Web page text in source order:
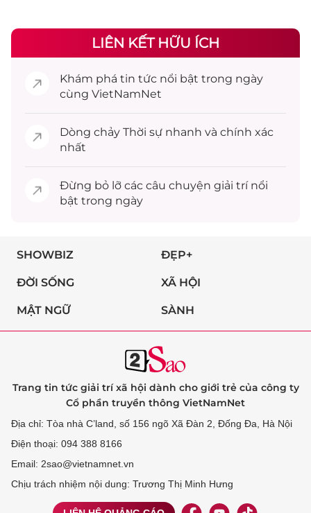
LIÊN KẾT HỮU ÍCH
Khám phá tin tức nổi bật trong ngày
cùng VietNamNet
Dòng chảy Thời sự nhanh và chính xác
nhất
Đừng bỏ lỡ các câu chuyện giải trínổi
bật trong ngày
SHOWBIZ ĐẸP+
ĐỜI SỐNG XÃ HỘI
MẬT NGỮ SÀNH
Trang tin tức giải trí xã hội dành cho giới trẻ của công ty
Cổ phần truyền thông VietNamNet
Địa chỉ: Tòa nhà C’land, số 156 ngõ Xã Đàn 2, Đống Đa, Hà Nội
Điện thoại: 094 388 8166
Email: 2sao@vietnamnet.vn
Chịu trách nhiệm nội dung: Trương Thị Minh Hưng